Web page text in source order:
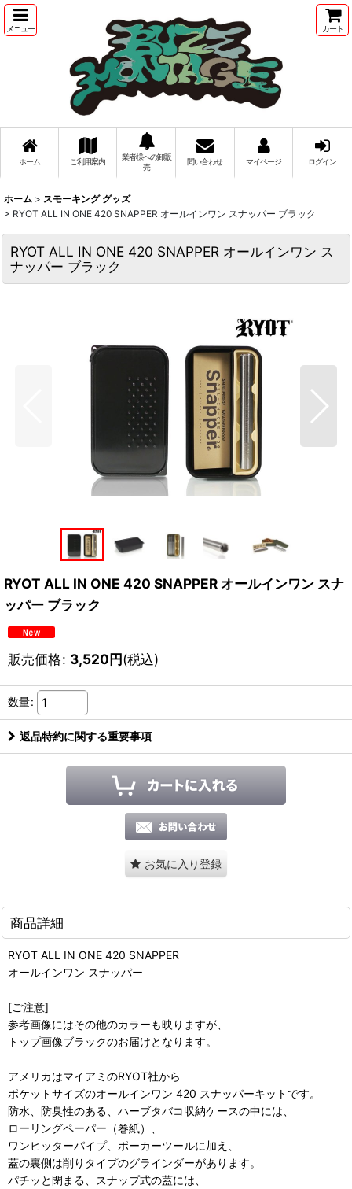
メニュー カート
ホーム ご利用案内
業者様への卸販
売
問い合わせ マイページ ログイン
ホーム > スモーキング グッズ
> RYOT ALL IN ONE 420 SNAPPER オールインワン スナッパー ブラック
RYOT ALL IN ONE 420 SNAPPER オールインワン ス
ナッパー ブラック
RYOT ALL IN ONE 420 SNAPPER オールインワン スナ
ッパー ブラック
販売価格: 3,520円(税込)
数量:
返品特約に関する重要事項
お気に入り登録
商品詳細
RYOT ALL IN ONE 420 SNAPPER
オールインワン スナッパー
[ご注意]
参考画像にはその他のカラーも映りますが、
トップ画像ブラックのお届けとなります。
アメリカはマイアミのRYOT社から
ポケットサイズのオールインワン 420 スナッパーキットです。
防水、防臭性のある、ハーブタバコ収納ケースの中には、
ローリングペーパー（巻紙）、
ワンヒッターパイプ、ポーカーツールに加え、
蓋の裏側は削りタイプのグラインダーがあります。
パチッと閉まる、スナップ式の蓋には、